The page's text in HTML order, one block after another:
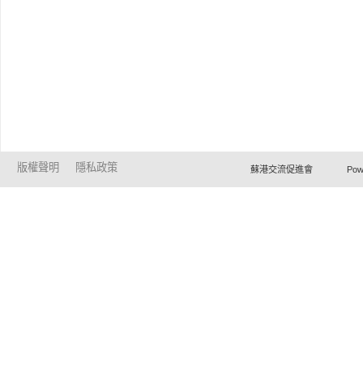
版權聲明 隱私政策 蘇港交流促進會